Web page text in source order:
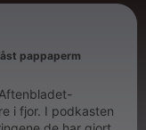
pappaperm
i fjor. I podkasten